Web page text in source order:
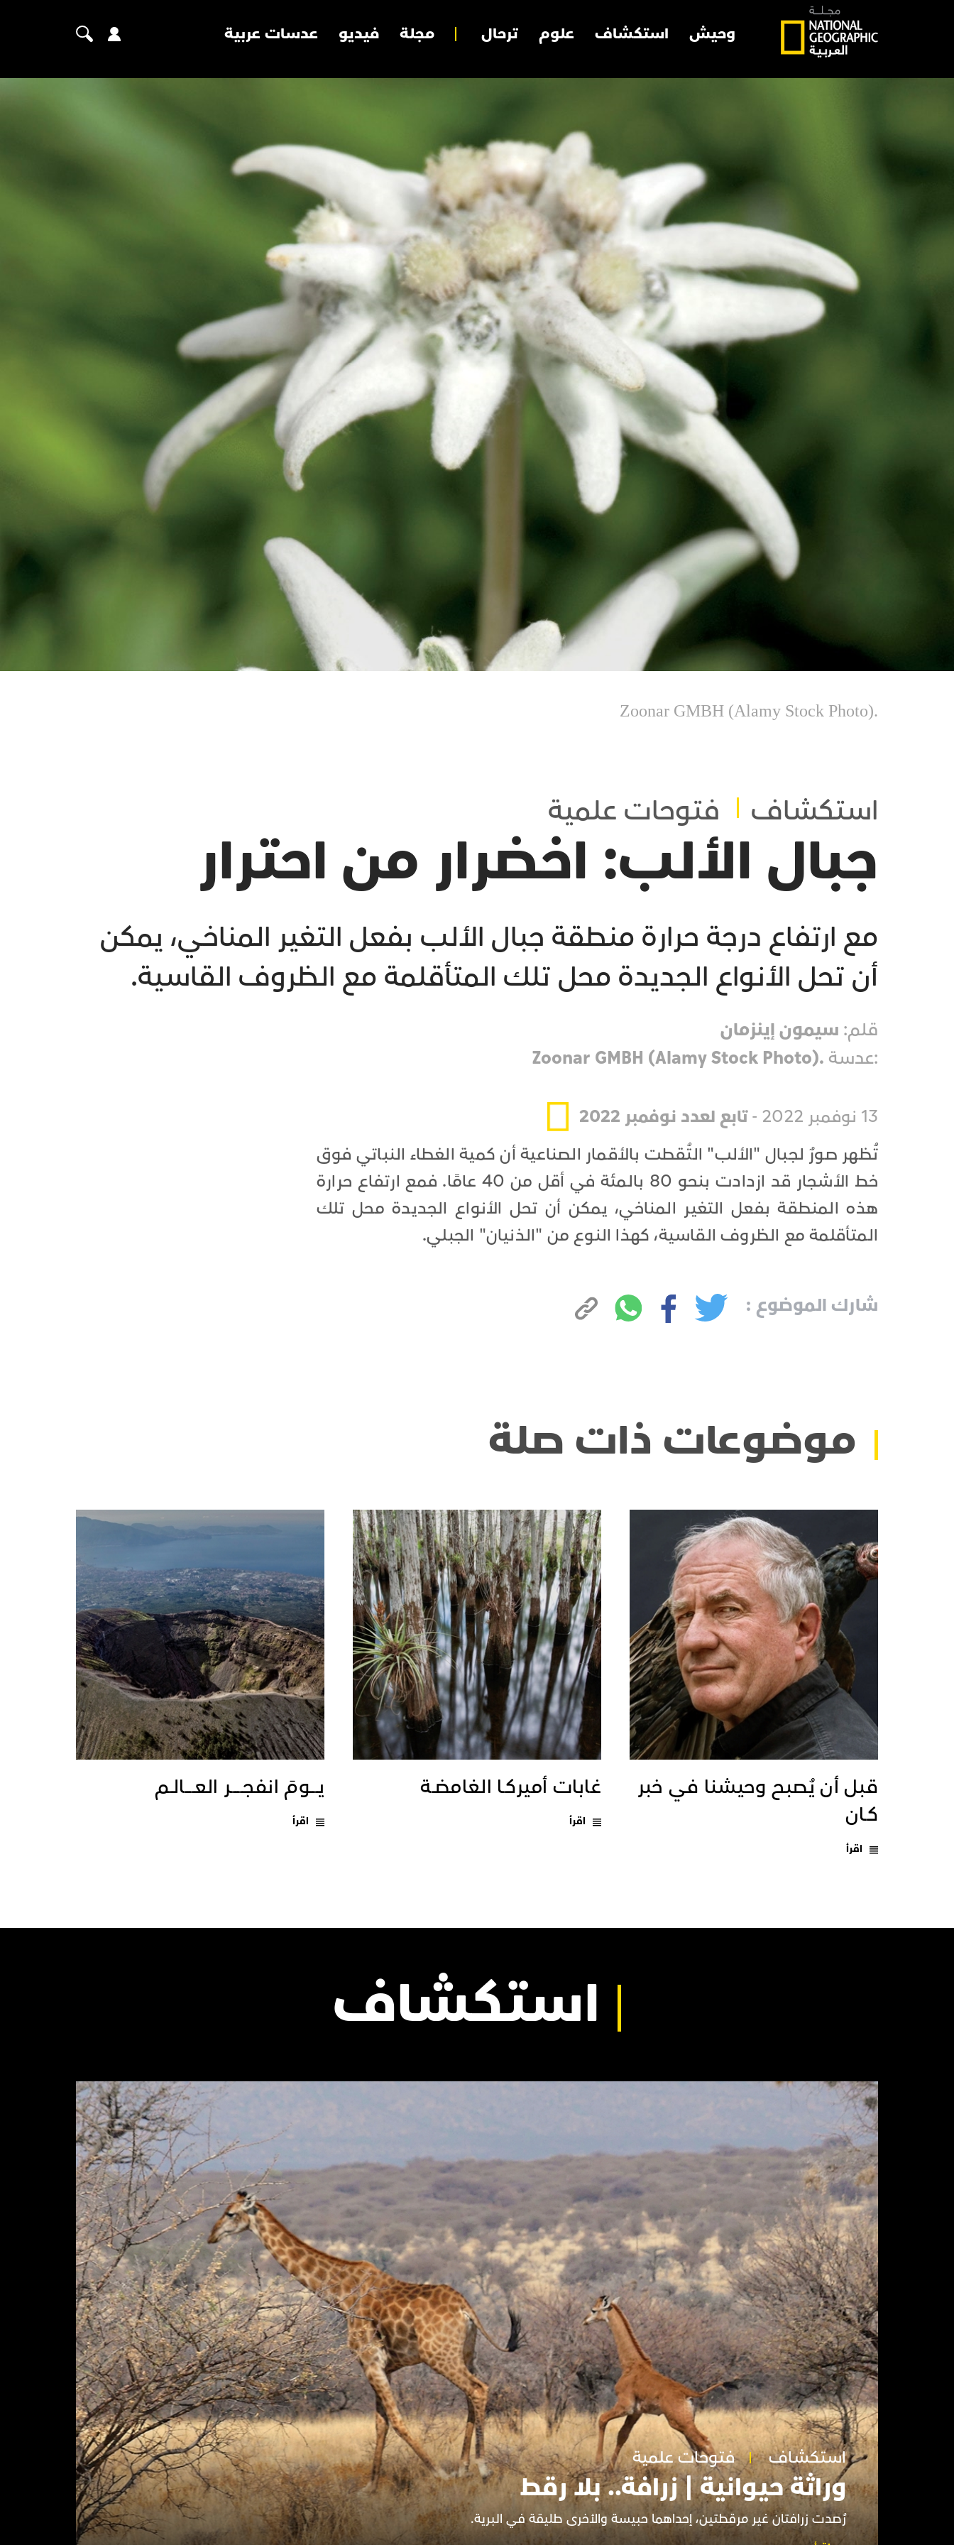
وحيش استكشاف علوم ترحال مجلة فيديو عدسات عربية
.(Alamy Stock Photo) Zoonar GMBH
استكشاف فتوحات علمية
جبال الألب: اخضرار من احترار
مع ارتفاع درجة حرارة منطقة جبال الألب بفعل التغير المناخي، يمكن
أن تحل الأنواع الجديدة محل تلك المتأقلمة مع الظروف القاسية.
قلم: سيمون إينزمان
:عدسة .(Alamy Stock Photo) Zoonar GMBH
13 نوفمبر 2022 -
تابع لعدد نوفمبر 2022
تُظهر صورٌ لجبال "الألب" التُقطت بالأقمار الصناعية أن كمية الغطاء النباتي فوق
خط الأشجار قد ازدادت بنحو 80 بالمئة في أقل من 40 عامًا. فمع ارتفاع حرارة
هذه المنطقة بفعل التغير المناخي، يمكن أن تحل الأنواع الجديدة محل تلك
المتأقلمة مع الظروف القاسية، كهذا النوع من "الذنيان" الجبلي.
شارك الموضوع :
موضوعات ذات صلة
قبل أن يُصبح وحيشنا في خبر
كـان
اقرأ
غابات أميركـا الغامضـة
اقرأ
يـــومَ انفجـــــر العــــالـم
اقرأ
استكشاف
استكشاف فتوحات علمية
وراثة حيوانية | زرافة.. بلا رقط
رُصدت زرافتان غير مرقطتين، إحداهما حبيسة والأخرى طليقة في البرية.